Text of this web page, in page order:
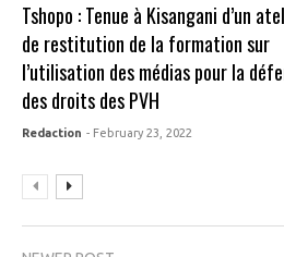
Tshopo : Tenue à Kisangani d’un
de restitution de la formation sur
l’utilisation des médias pour la
des droits des PVH
Redaction - February 23, 2022